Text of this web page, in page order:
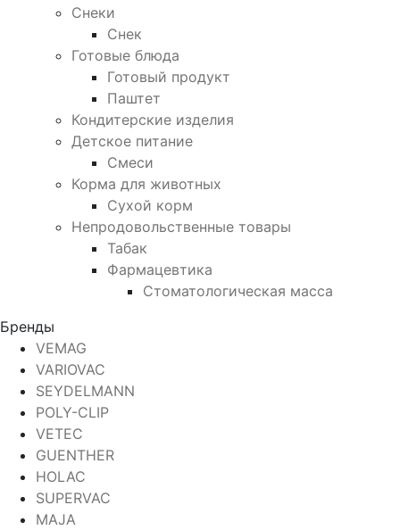
Снеки
Снек
Готовые блюда
Готовый продукт
Паштет
Кондитерские изделия
Детское питание
Смеси
Корма для животных
Сухой корм
Непродовольственные товары
Табак
Фармацевтика
Стоматологическая масса
Бренды
VEMAG
VARIOVAC
SEYDELMANN
POLY-CLIP
VETEC
GUENTHER
HOLAC
SUPERVAC
MAJA